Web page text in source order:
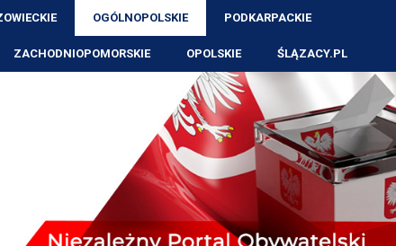
OGÓLNOPOLSKIE PODKARPACKIE
ZACHODNIOPOMORSKIE OPOLSKIE ŚLĄZACY.PL